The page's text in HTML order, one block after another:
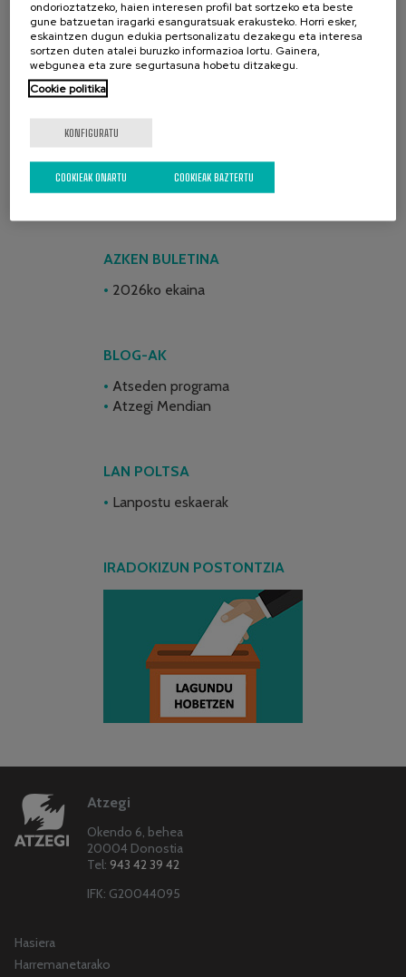
SARE SOZIALAK
AZKEN BULETINA
2026ko ekaina
BLOG-AK
Atseden programa
Atzegi Mendian
LAN POLTSA
Lanpostu eskaerak
IRADOKIZUN POSTONTZIA
Atzegi
Okendo 6, behea
20004 Donostia
Tel: 943 42 39 42
IFK: G20044095
Hasiera
Harremanetarako
ondorioztatzeko, haien interesen profil bat sortzeko eta beste
gune batzuetan iragarki esanguratsuak erakusteko. Horri esker,
eskaintzen dugun edukia pertsonalizatu dezakegu eta interesa
sortzen duten atalei buruzko informazioa lortu. Gainera,
webgunea eta zure segurtasuna hobetu ditzakegu.
Cookie politika
KONFIGURATU
COOKIEAK BAZTERTU
COOKIEAK ONARTU